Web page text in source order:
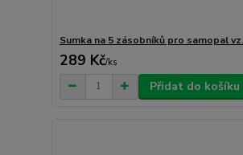
Sumka na 5 zásobníků pro samopal
289 Kč/ks
Přidat do košíku